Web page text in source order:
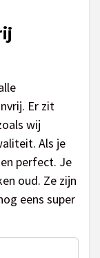
Er zit
wij
Als je
perfect. Je
oud. Ze zijn
eens super